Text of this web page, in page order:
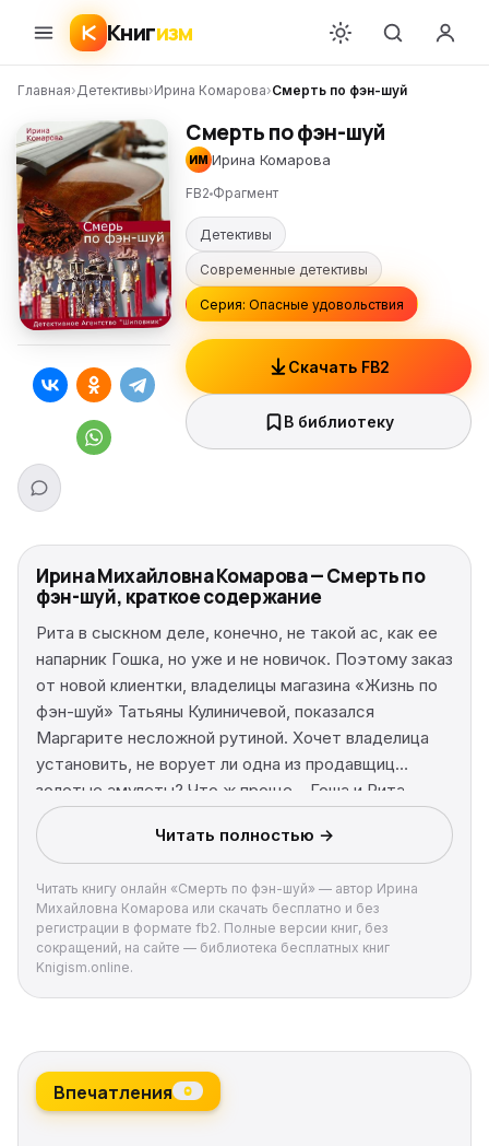
Книгизм
Главная›Детективы›Ирина Комарова›Смерть по фэн-шуй
Смерть по фэн-шуй
ИМ Ирина Комарова
FB2 Фрагмент
Детективы
Современные детективы
Серия: Опасные удовольствия
Скачать FB2
В библиотеку
Ирина Михайловна Комарова — Смерть по
фэн-шуй, краткое содержание
Рита в сыскном деле, конечно, не такой ас, как ее
напарник Гошка, но уже и не новичок. Поэтому заказ
от новой клиентки, владелицы магазина «Жизнь по
фэн-шуй» Татьяны Кулиничевой, показался
Маргарите несложной рутиной. Хочет владелица
установить, не ворует ли одна из продавщиц
золотые амулеты? Что ж проще – Гоша и Рита
установили скрытую камеру. Но в салоне, похоже,
происходит нечто не объяснимое никакой
восточной философией, потому что всего через
пару дней в торговом зале обнаружился труп, а
камера бесследно исчезла…
Читать полностью →
Читать книгу онлайн «Смерть по фэн-шуй» — автор Ирина
Михайловна Комарова или скачать бесплатно и без
регистрации в формате fb2. Полные версии книг, без
сокращений, на сайте — библиотека бесплатных книг
Knigism.online.
Впечатления 0